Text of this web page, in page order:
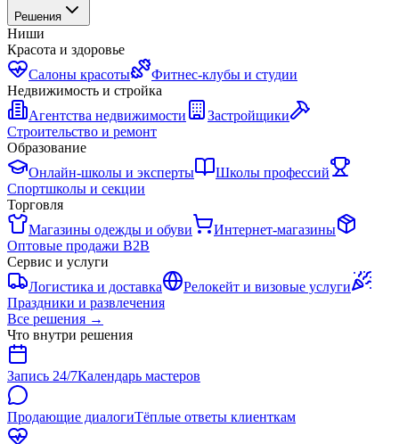
Решения
Ниши
Красота и здоровье
Салоны красоты
Фитнес-клубы и студии
Недвижимость и стройка
Агентства недвижимости
Застройщики
Строительство и ремонт
Образование
Онлайн-школы и эксперты
Школы профессий
Спортшколы и секции
Торговля
Магазины одежды и обуви
Интернет-магазины
Оптовые продажи B2B
Сервис и услуги
Логистика и доставка
Релокейт и визовые услуги
Праздники и развлечения
Все решения →
Что внутри решения
Запись 24/7Календарь мастеров
Продающие диалогиТёплые ответы клиенткам